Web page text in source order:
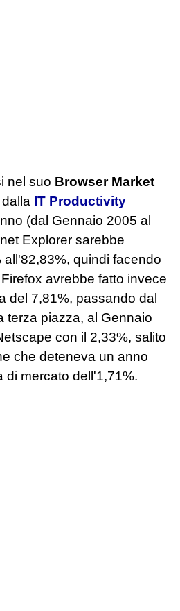
nel suo Browser Market
IT Productivity
(dal Gennaio 2005 al
Explorer sarebbe
quindi facendo
avrebbe fatto invece
del 7,81%, passando dal
terza piazza, al Gennaio
con il 2,33%, salito
che deteneva un anno
di mercato dell'1,71%.